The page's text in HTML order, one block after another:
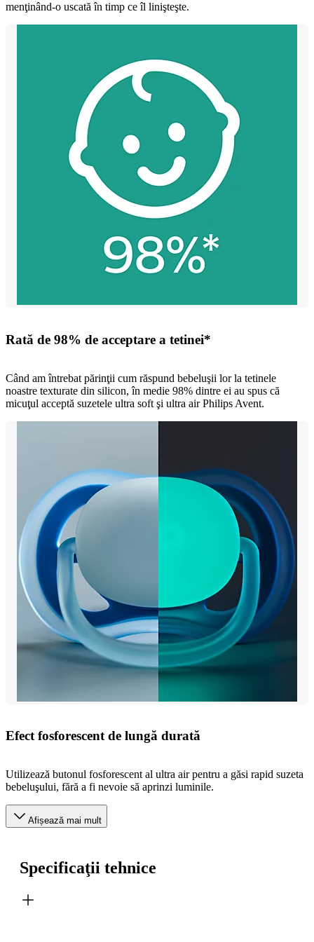
menţinând-o uscată în timp ce îl linişteşte.
Rată de 98% de acceptare a tetinei*
Când am întrebat părinţii cum răspund bebeluşii lor la tetinele
noastre texturate din silicon, în medie 98% dintre ei au spus că
micuţul acceptă suzetele ultra soft şi ultra air Philips Avent.
Efect fosforescent de lungă durată
Utilizează butonul fosforescent al ultra air pentru a găsi rapid suzeta
bebeluşului, fără a fi nevoie să aprinzi luminile.
Afișează mai mult
Specificaţii tehnice